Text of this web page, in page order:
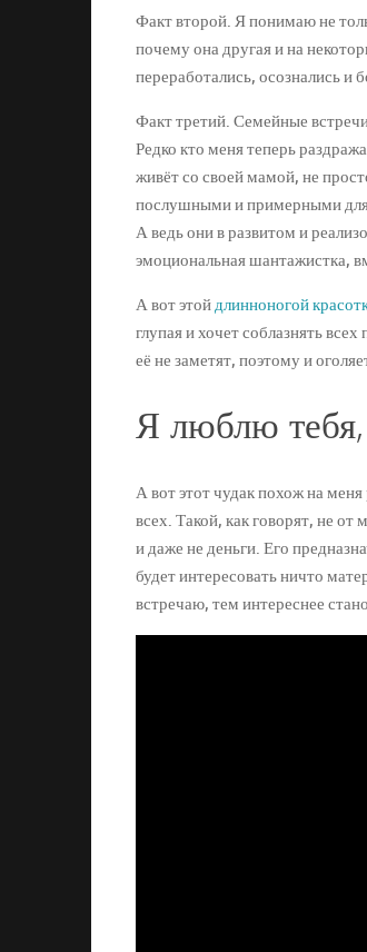
Факт второй. Я понимаю не
почему она другая и на
переработались, осознались и
Факт третий. Семейные
Редко кто меня теперь
живёт со своей мамой, не
послушными и примерными для
А ведь они в развитом и
эмоциональная шантажистка,
А вот этойдлинноногой
глупая и хочет соблазнять
её не заметят, поэтому и
Я люблю
А вот этот чудак похож на меня
всех. Такой, как говорят, не
и даже не деньги. Его
будет интересовать ничто
встречаю, тем интереснее